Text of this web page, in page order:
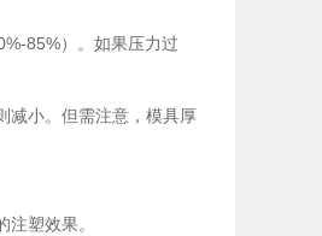
85%）。如果压力过
减小。但需注意，模具厚
塑效果。